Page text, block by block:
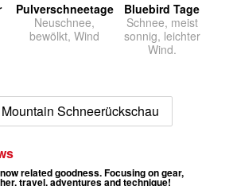
Pulverschneetage
Neuschnee,
bewölkt, Wind
Bluebird Tage
Schnee, meist
sonnig, leichter
Wind.
Schneerückschau